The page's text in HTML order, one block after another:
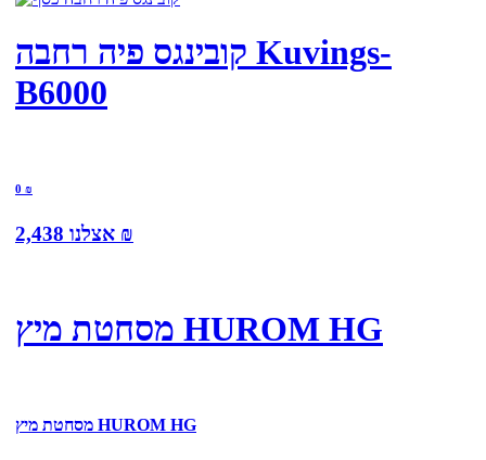
קובינגס פיה רחבה Kuvings-
B6000
0 ₪
אצלנו 2,438 ₪
מסחטת מיץ HUROM HG
מסחטת מיץ HUROM HG